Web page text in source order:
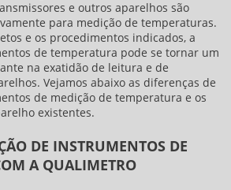
e outros aparelhos são
para medição de temperaturas.
e os procedimentos indicados, a
de temperatura pode se tornar um
na exatidão de leitura e de
Vejamos abaixo as diferenças de
de medição de temperatura e os
existentes.
DE INSTRUMENTOS DE
A QUALIMETRO